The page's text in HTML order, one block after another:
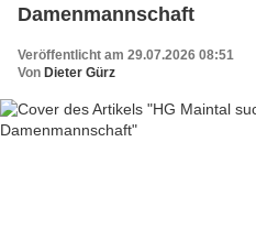
Damenmannschaft
Veröffentlicht am 29.07.2026 08:51
Von Dieter Gürz